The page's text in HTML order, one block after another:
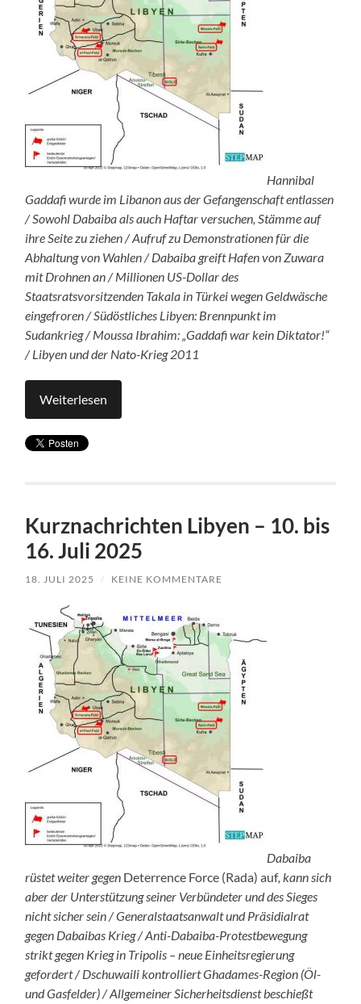
Hannibal
Gaddafi wurde im Libanon aus der Gefangenschaft entlassen
/ Sowohl Dabaiba als auch Haftar versuchen, Stämme auf
ihre Seite zu ziehen / Aufruf zu Demonstrationen für die
Abhaltung von Wahlen / Dabaiba greift Hafen von Zuwara
mit Drohnen an / Millionen US-Dollar des
Staatsratsvorsitzenden Takala in Türkei wegen Geldwäsche
eingefroren / Südöstliches Libyen: Brennpunkt im
Sudankrieg / Moussa Ibrahim: „Gaddafi war kein Diktator!“
/ Libyen und der Nato-Krieg 2011
Weiterlesen
Kurznachrichten Libyen – 10. bis
16. Juli 2025
18. JULI 2025 / KEINE KOMMENTARE
Dabaiba
rüstet weiter gegen Deterrence Force (Rada) auf, kann sich
aber der Unterstützung seiner Verbündeter und des Sieges
nicht sicher sein / Generalstaatsanwalt und Präsidialrat
gegen Dabaibas Krieg / Anti-Dabaiba-Protestbewegung
strikt gegen Krieg in Tripolis – neue Einheitsregierung
gefordert / Dschuwaili kontrolliert Ghadames-Region (Öl-
und Gasfelder) / Allgemeiner Sicherheitsdienst beschießt